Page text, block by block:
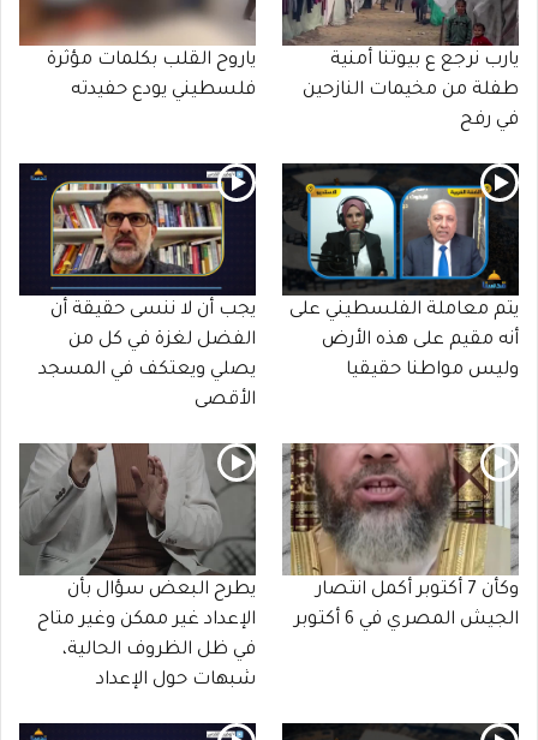
يارب نرجع ع بيوتنا أمنية
طفلة من مخيمات النازحين
في رفح
ياروح القلب بكلمات مؤثرة
فلسطيني يودع حفيدته
يتم معاملة الفلسطيني على
أنه مقيم على هذه الأرض
وليس مواطنا حقيقيا
يجب أن لا ننسى حقيقة أن
الفضل لغزة في كل من
يصلي ويعتكف في المسجد
الأقصى
وكأن 7 أكتوبر أكمل انتصار
الجيش المصري في 6 أكتوبر
يطرح البعض سؤال بأن
الإعداد غير ممكن وغير متاح
في ظل الظروف الحالية،
شبهات حول الإعداد